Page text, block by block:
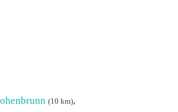
(10 km),